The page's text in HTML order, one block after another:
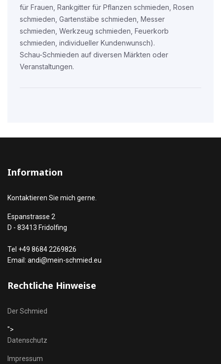
für Frauen, Rankgitter für Pflanzen schmieden, Rosen
schmieden, Gartenstäbe schmieden, Messer
schmieden, Werkzeug schmieden, Feuerkorb
schmieden, individueller Kundenwunsch).
Schau-Schmieden auf diversen Märkten oder
Veranstaltungen.
Information
Kontaktieren Sie mich gerne.
Espanstrasse 2
D - 83413 Fridolfing
Tel +49 8684 2269826
Email: andi@mein-schmied.eu
Rechtliche Hinweise
Der Schmied
">
Datenschutz
Impressum